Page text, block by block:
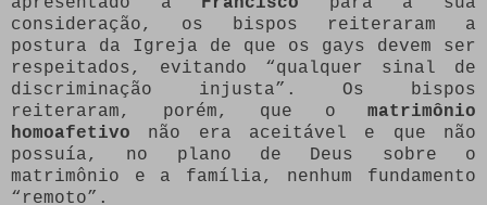
consideração, os bispos reiteraram a
postura da Igreja de que os gays devem ser
respeitados, evitando “qualquer sinal de
discriminação injusta”. Os bispos
reiteraram, porém, que o matrimônio
homoafetivo não era aceitável e que não
possuía, no plano de Deus sobre o
matrimônio e a família, nenhum fundamento
“remoto”.